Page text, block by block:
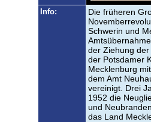
Info:
Die früheren
Schwerin und
der Ziehung
der Potsdamer
Mecklenburg
dem Amt
vereinigt. Drei
1952 die
und
das Land